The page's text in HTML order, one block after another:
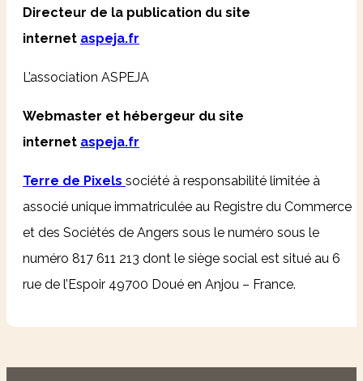
Directeur de la publication du site
internet aspeja.fr
L’association ASPEJA
Webmaster et hébergeur du site
internet aspeja.fr
Terre de Pixels société à responsabilité limitée à
associé unique immatriculée au Registre du Commerce
et des Sociétés de Angers sous le numéro sous le
numéro 817 611 213 dont le siège social est situé au 6
rue de l’Espoir 49700 Doué en Anjou – France.